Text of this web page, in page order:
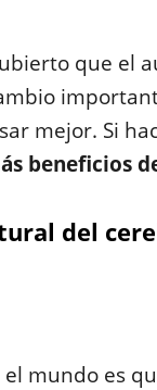
que el
mejor. Si
beneficios
del
mundo es